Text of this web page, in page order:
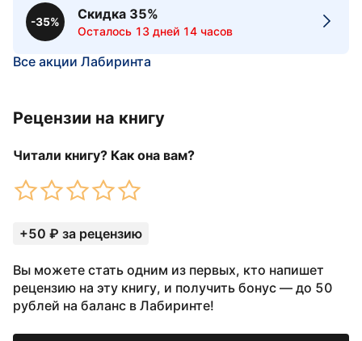
-35%
Скидка 35%
Осталось 13 дней 14 часов
Все акции Лабиринта
Рецензии на книгу
Читали книгу? Как она вам?
+50 ₽ за рецензию
Вы можете стать одним из первых, кто напишет
рецензию на эту книгу, и получить бонус — до 50
рублей на баланс в Лабиринте!